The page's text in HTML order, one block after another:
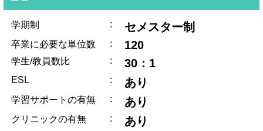
学期制 : セメスター制
卒業に必要な単位数 : 120
学生/教員数比 : 30：1
ESL : あり
学習サポートの有無 : あり
クリニックの有無 : あり